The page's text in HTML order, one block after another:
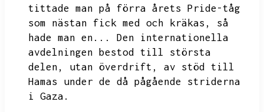
tittade man på förra årets Pride-tåg
som nästan fick med och kräkas,
så
hade man en...
Den internationella
avdelningen bestod till största
delen,
utan överdrift,
av stöd till
Hamas under de då pågående striderna
i Gaza.